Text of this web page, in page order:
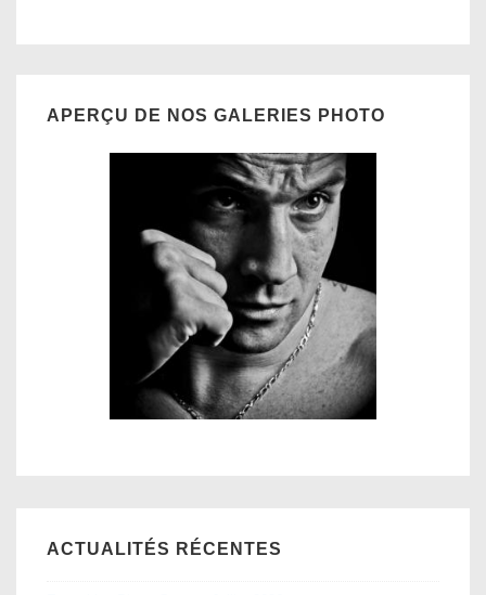
APERÇU DE NOS GALERIES PHOTO
ACTUALITÉS RÉCENTES